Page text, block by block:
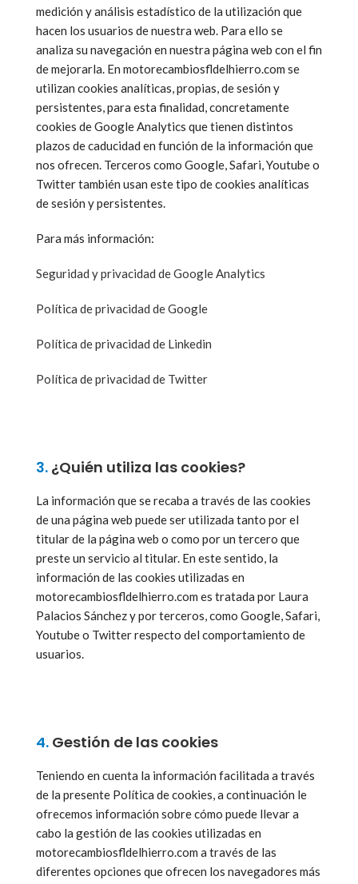
medición y análisis estadístico de la utilización que
hacen los usuarios de nuestra web. Para ello se
analiza su navegación en nuestra página web con el fin
de mejorarla. En motorecambiosfldelhierro.com se
utilizan cookies analíticas, propias, de sesión y
persistentes, para esta finalidad, concretamente
cookies de Google Analytics que tienen distintos
plazos de caducidad en función de la información que
nos ofrecen. Terceros como Google, Safari, Youtube o
Twitter también usan este tipo de cookies analíticas
de sesión y persistentes.
Para más información:
Seguridad y privacidad de Google Analytics
Política de privacidad de Google
Política de privacidad de Linkedin
Política de privacidad de Twitter
3. ¿Quién utiliza las cookies?
La información que se recaba a través de las cookies
de una página web puede ser utilizada tanto por el
titular de la página web o como por un tercero que
preste un servicio al titular. En este sentido, la
información de las cookies utilizadas en
motorecambiosfldelhierro.com es tratada por Laura
Palacios Sánchez y por terceros, como Google, Safari,
Youtube o Twitter respecto del comportamiento de
usuarios.
4. Gestión de las cookies
Teniendo en cuenta la información facilitada a través
de la presente Política de cookies, a continuación le
ofrecemos información sobre cómo puede llevar a
cabo la gestión de las cookies utilizadas en
motorecambiosfldelhierro.com a través de las
diferentes opciones que ofrecen los navegadores más